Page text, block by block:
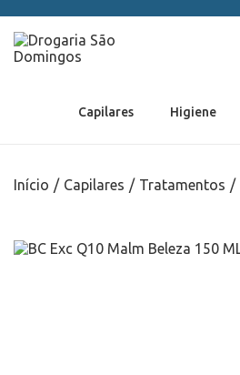
Capilares Higiene
Início / Capilares / Tratamentos /